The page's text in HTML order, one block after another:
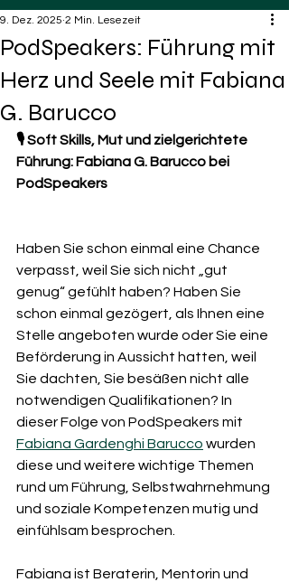
PodSpeakers: Führung mit
Herz und Seele mit Fabiana
G. Barucco
9. Dez. 2025 2 Min. Lesezeit
🎙 Soft Skills, Mut und zielgerichtete
Führung: Fabiana G. Barucco bei
PodSpeakers
Haben Sie schon einmal eine Chance
verpasst, weil Sie sich nicht „gut
genug“ gefühlt haben? Haben Sie
schon einmal gezögert, als Ihnen eine
Stelle angeboten wurde oder Sie eine
Beförderung in Aussicht hatten, weil
Sie dachten, Sie besäßen nicht alle
notwendigen Qualifikationen? In
dieser Folge von PodSpeakers mit
Fabiana Gardenghi Barucco wurden
diese und weitere wichtige Themen
rund um Führung, Selbstwahrnehmung
und soziale Kompetenzen mutig und
einfühlsam besprochen.
Fabiana ist Beraterin, Mentorin und